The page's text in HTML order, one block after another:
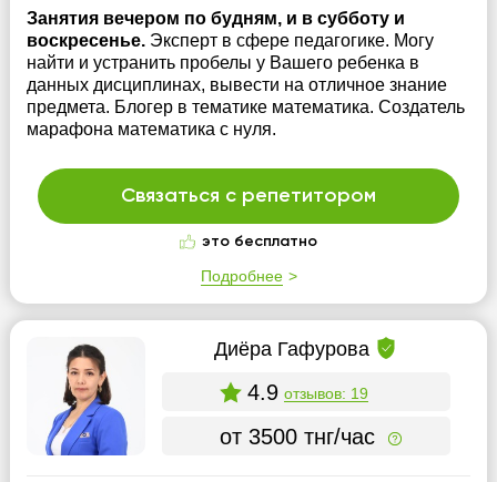
Занятия вечером по будням, и в субботу и
воскресенье. Эксперт в сфере педагогике. Могу
найти и устранить пробелы у Вашего ребенка в
данных дисциплинах, вывести на отличное знание
предмета. Блогер в тематике математика. Создатель
марафона математика с нуля.
Связаться с репетитором
это бесплатно
Подробнее
Диёра Гафурова
4.9 отзывов: 19
от 3500 тнг/час